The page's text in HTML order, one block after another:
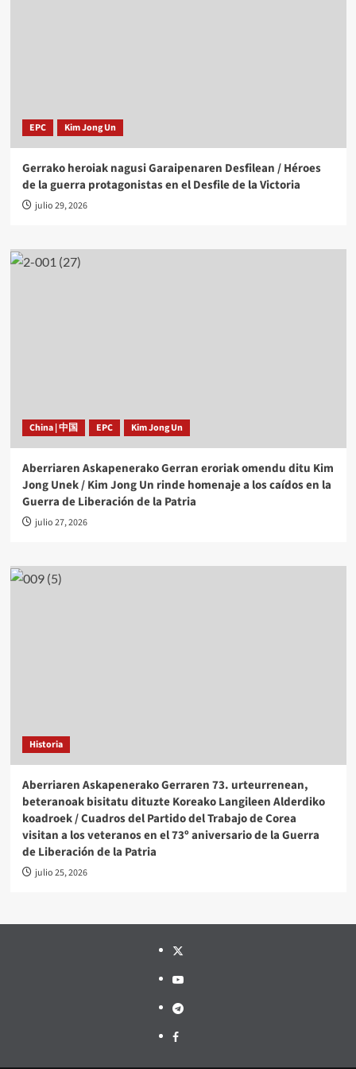
EPC Kim Jong Un
Gerrako heroiak nagusi Garaipenaren Desfilean / Héroes
de la guerra protagonistas en el Desfile de la Victoria
julio 29, 2026
China | 中国 EPC Kim Jong Un
Aberriaren Askapenerako Gerran eroriak omendu ditu Kim
Jong Unek / Kim Jong Un rinde homenaje a los caídos en la
Guerra de Liberación de la Patria
julio 27, 2026
Historia
Aberriaren Askapenerako Gerraren 73. urteurrenean,
beteranoak bisitatu dituzte Koreako Langileen Alderdiko
koadroek / Cuadros del Partido del Trabajo de Corea
visitan a los veteranos en el 73º aniversario de la Guerra
de Liberación de la Patria
julio 25, 2026
Twitter
YouTube
Telegram
Facebook